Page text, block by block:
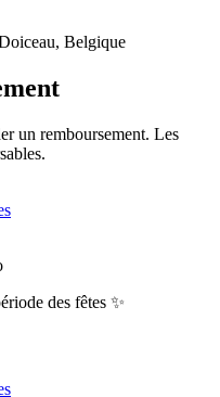
Belgique
un remboursement. Les
des fêtes ✨